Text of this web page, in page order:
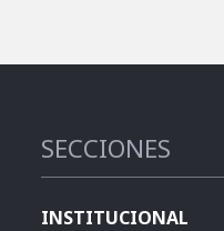
SECCIONES
INSTITUCIONAL